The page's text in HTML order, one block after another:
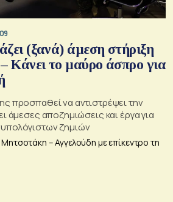
(ξανά) άμεση στήριξη
Κάνει το μαύρο άσπρο για
προσπαθεί να αντιστρέψει την
άμεσες αποζημιώσεις και έργα για
ζημιών